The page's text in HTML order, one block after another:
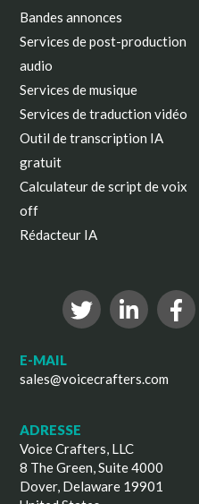
Bandes annonces
Services de post-production
audio
Services de musique
Services de traduction vidéo
Outil de transcription IA
gratuit
Calculateur de script de voix
off
Rédacteur IA
E-MAIL
sales@voicecrafters.com
ADRESSE
Voice Crafters, LLC
8 The Green, Suite 4000
Dover, Delaware 19901